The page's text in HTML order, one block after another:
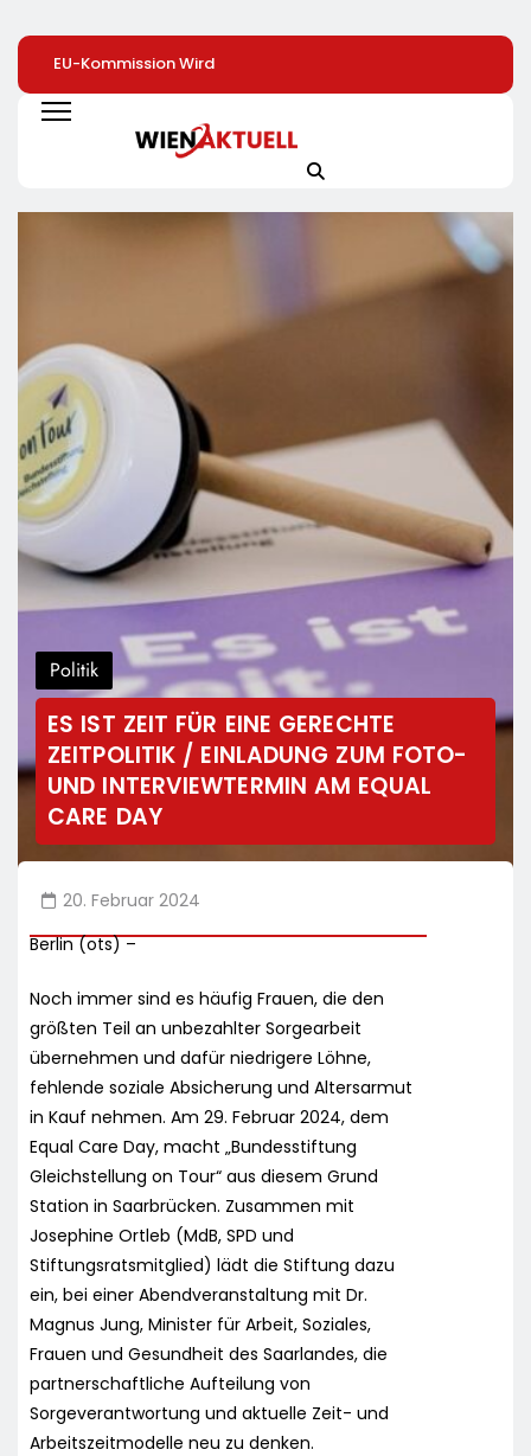
EU-Kommission Wird
Zur „Zentrale Der
Tierindustrie“ /
Tierschutzorganisation
Preissenkung Im April:
Sofort Die Preise Auf
Schokolade Und Käse
Süßer Und Herzhafter
Genuss
Dollar Pro
Politik
ES IST ZEIT FÜR EINE GERECHTE
ZEITPOLITIK / EINLADUNG ZUM FOTO-
UND INTERVIEWTERMIN AM EQUAL
CARE DAY
20. Februar 2024
Berlin (ots) –
Noch immer sind es häufig Frauen, die den
größten Teil an unbezahlter Sorgearbeit
übernehmen und dafür niedrigere Löhne,
fehlende soziale Absicherung und Altersarmut
in Kauf nehmen. Am 29. Februar 2024, dem
Equal Care Day, macht „Bundesstiftung
Gleichstellung on Tour“ aus diesem Grund
Station in Saarbrücken. Zusammen mit
Josephine Ortleb (MdB, SPD und
Stiftungsratsmitglied) lädt die Stiftung dazu
ein, bei einer Abendveranstaltung mit Dr.
Magnus Jung, Minister für Arbeit, Soziales,
Frauen und Gesundheit des Saarlandes, die
partnerschaftliche Aufteilung von
Sorgeverantwortung und aktuelle Zeit- und
Arbeitszeitmodelle neu zu denken.